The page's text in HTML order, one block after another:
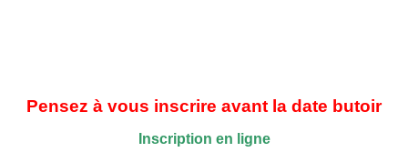
Pensez à vous inscrire avant la date butoir
Inscription en ligne